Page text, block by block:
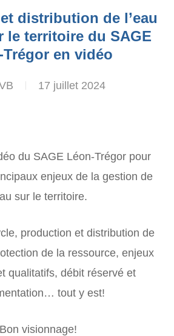
distribution de l’eau
le territoire du SAGE
Trégor en vidéo
17 juillet 2024
du SAGE Léon-Trégor pour
enjeux de la gestion de
sur le territoire.
production et distribution de
de la ressource, enjeux
qualitatifs, débit réservé et
tout y est!
Bon visionnage!